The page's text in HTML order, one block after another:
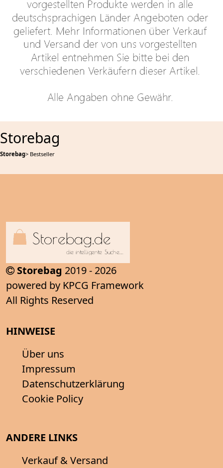
Storebag
Storebag> Bestseller
Storebag 2019 - 2026
powered by KPCG Framework
All Rights Reserved
HINWEISE
Über uns
Impressum
Datenschutzerklärung
Cookie Policy
ANDERE LINKS
Verkauf & Versand